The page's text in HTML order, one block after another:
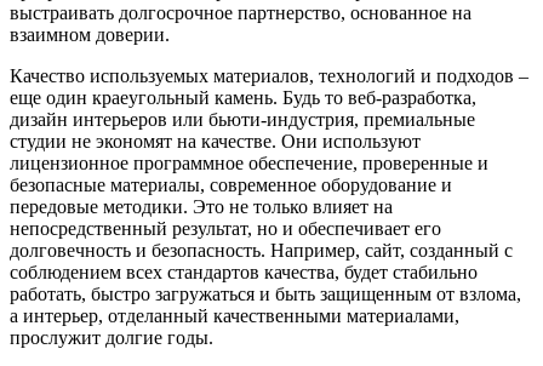
выстраивать долгосрочное партнерство, основанное на
взаимном доверии.
Качество используемых материалов, технологий и подходов –
еще один краеугольный камень. Будь то веб-разработка,
дизайн интерьеров или бьюти-индустрия, премиальные
студии не экономят на качестве. Они используют
лицензионное программное обеспечение, проверенные и
безопасные материалы, современное оборудование и
передовые методики. Это не только влияет на
непосредственный результат, но и обеспечивает его
долговечность и безопасность. Например, сайт, созданный с
соблюдением всех стандартов качества, будет стабильно
работать, быстро загружаться и быть защищенным от взлома,
а интерьер, отделанный качественными материалами,
прослужит долгие годы.